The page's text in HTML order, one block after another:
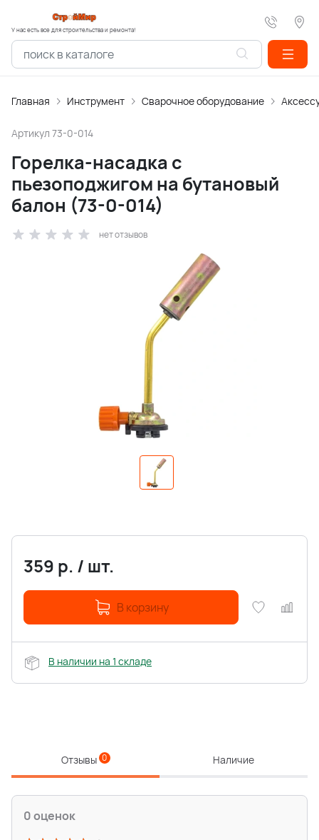
У нас есть все для строительства и ремонта!
Главная Инструмент Сварочное оборудование
Артикул 73-0-014
Горелка-насадка с
пьезоподжигом на бутановый
балон (73-0-014)
нет отзывов
359 р. / шт.
В корзину
В наличии на 1 складе
Отзывы 0 Наличие
0 оценок